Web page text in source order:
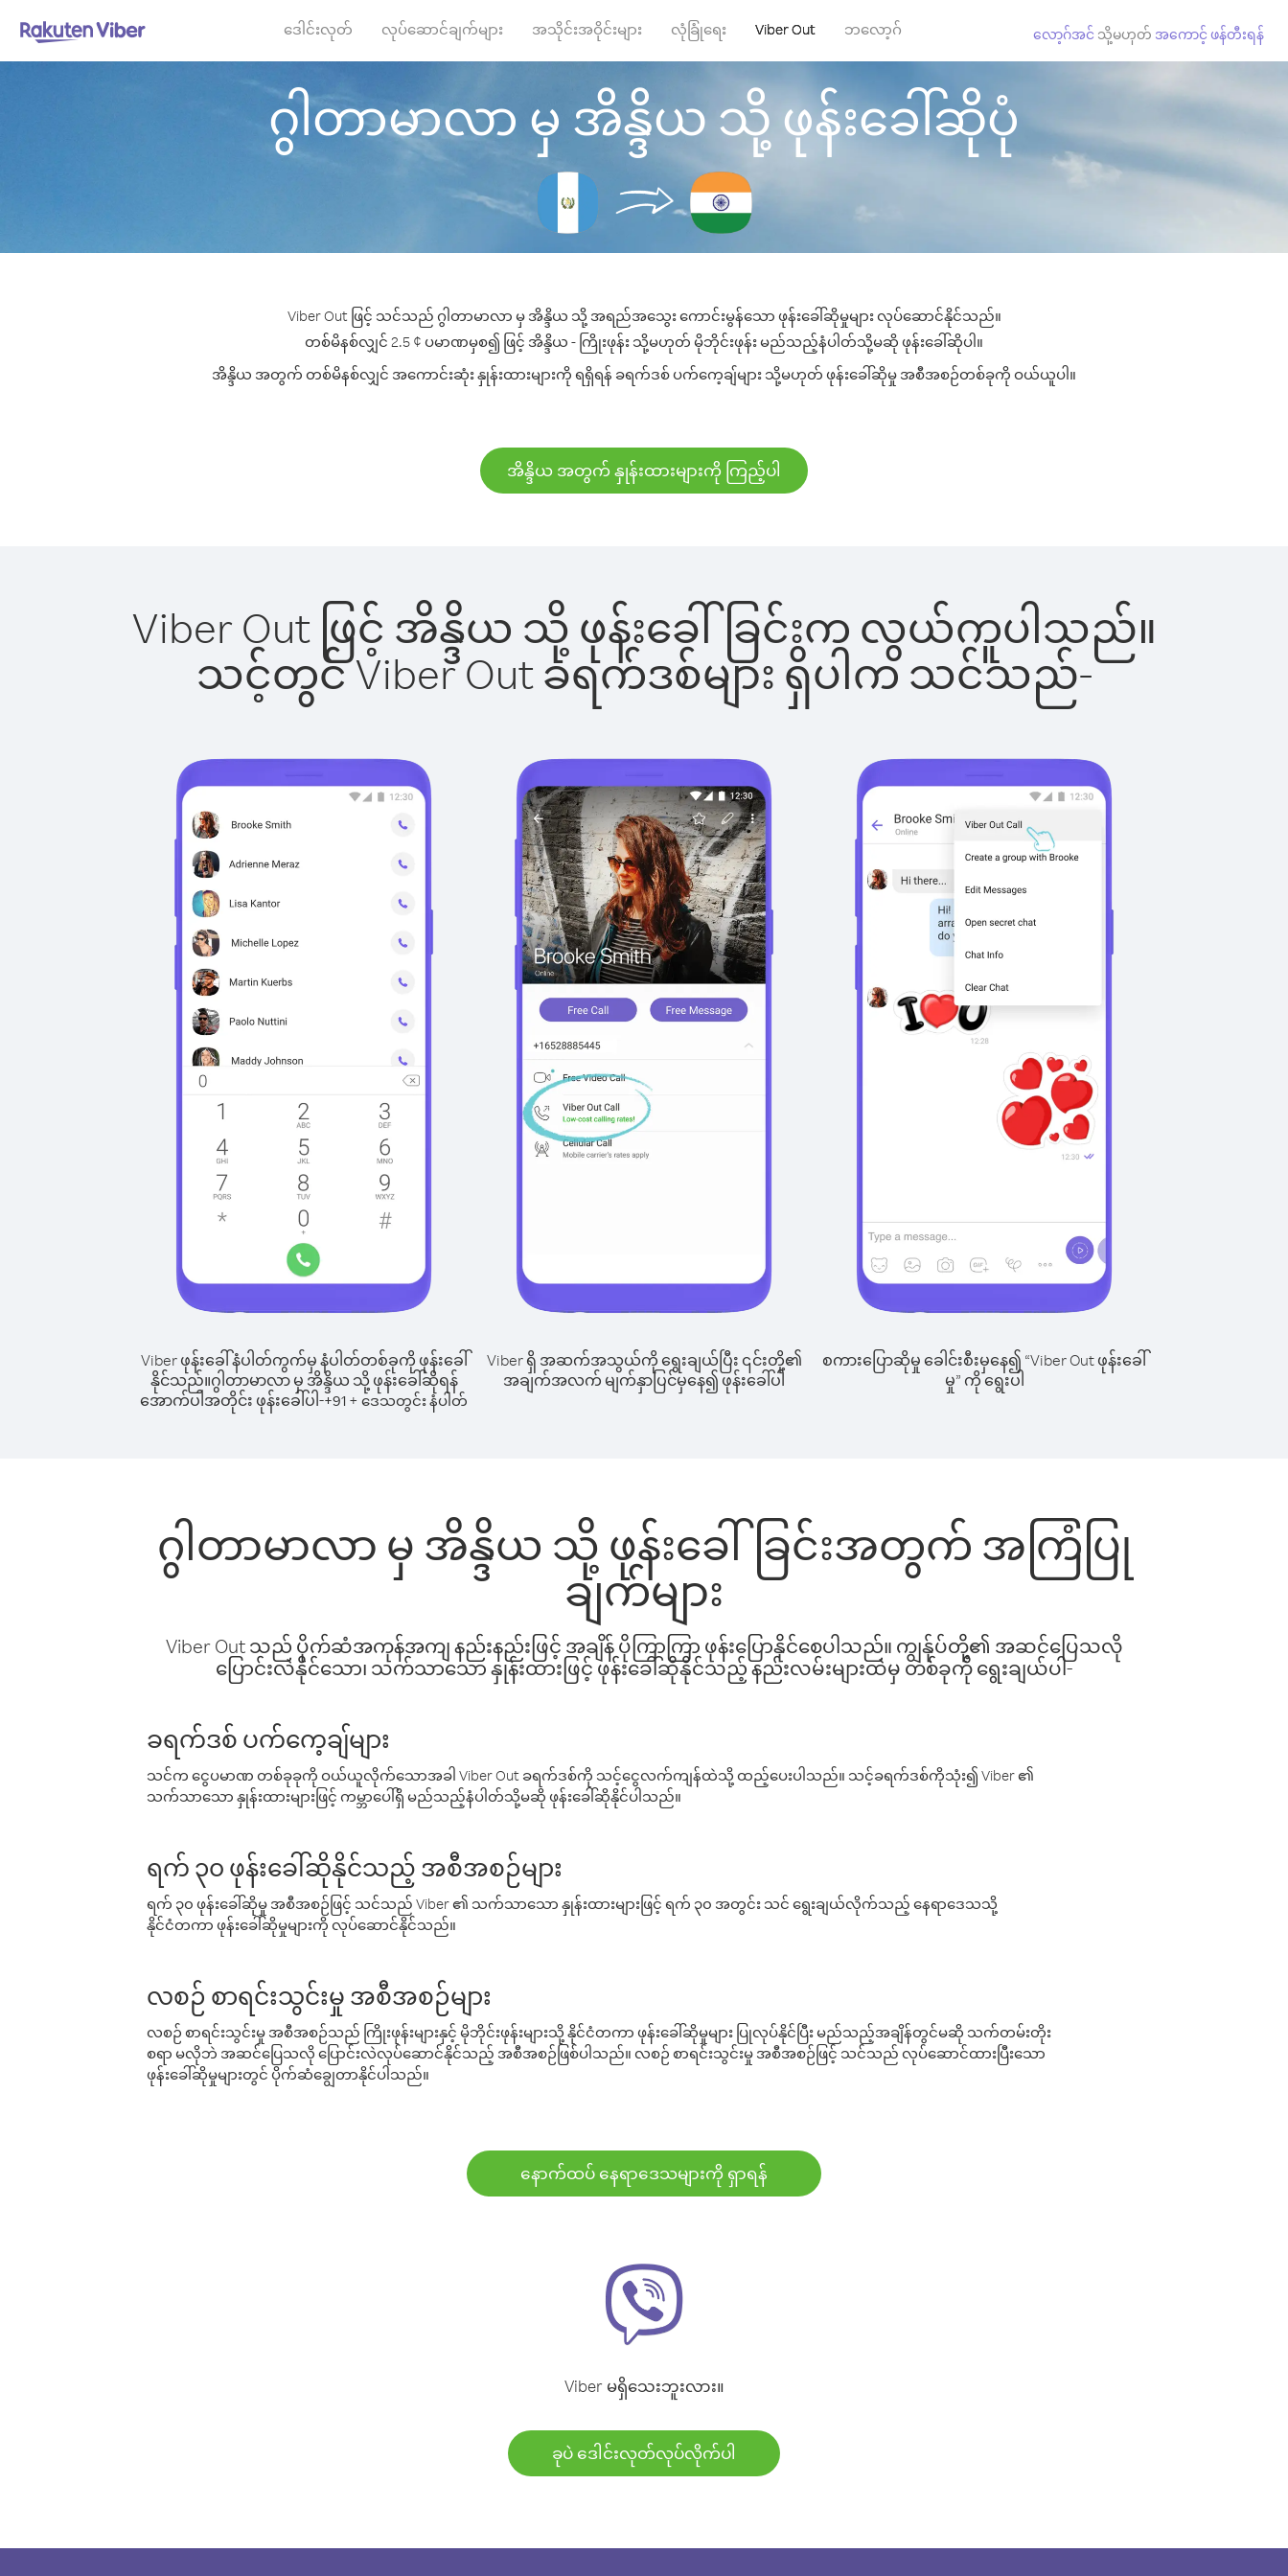
ဒေါင်းလုတ် လုပ်ဆောင်ချက်များ အသိုင်းအဝိုင်းများ လုံခြုံရေး Viber Out ဘလော့ဂ် လော့ဂ်အင် သို့မဟုတ် အကောင့် ဖန်တီးရန်
ဂွါတာမာလာ မှ အိန္ဒိယ သို့ ဖုန်းခေါ်ဆိုပုံ
Viber Out ဖြင့် သင်သည် ဂွါတာမာလာ မှ အိန္ဒိယ သို့ အရည်အသွေး ကောင်းမွန်သော ဖုန်းခေါ်ဆိုမှုများ လုပ်ဆောင်နိုင်သည်။
တစ်မိနစ်လျှင် 2.5 ¢ ပမာဏမှစ၍ ဖြင့် အိန္ဒိယ - ကြိုးဖုန်း သို့မဟုတ် မိုဘိုင်းဖုန်း မည်သည့်နံပါတ်သို့မဆို ဖုန်းခေါ်ဆိုပါ။
အိန္ဒိယ အတွက် တစ်မိနစ်လျှင် အကောင်းဆုံး နှုန်းထားများကို ရရှိရန် ခရက်ဒစ် ပက်ကေ့ချ်များ သို့မဟုတ် ဖုန်းခေါ်ဆိုမှု အစီအစဉ်တစ်ခုကို ဝယ်ယူပါ။
အိန္ဒိယ အတွက် နှုန်းထားများကို ကြည့်ပါ
Viber Out ဖြင့် အိန္ဒိယ သို့ ဖုန်းခေါ်ခြင်းက လွယ်ကူပါသည်။
သင့်တွင် Viber Out ခရက်ဒစ်များ ရှိပါက သင်သည်-
Viber ဖုန်းခေါ်နံပါတ်ကွက်မှ နံပါတ်တစ်ခုကို ဖုန်းခေါ်
နိုင်သည်။ဂွါတာမာလာ မှ အိန္ဒိယ သို့ ဖုန်းခေါ်ဆိုရန်
အောက်ပါအတိုင်း ဖုန်းခေါ်ပါ-+91 + ဒေသတွင်း နံပါတ်
Viber ရှိ အဆက်အသွယ်ကို ရွေးချယ်ပြီး ၎င်းတို့၏
အချက်အလက် မျက်နှာပြင်မှနေ၍ ဖုန်းခေါ်ပါ
စကားပြောဆိုမှု ခေါင်းစီးမှနေ၍ “Viber Out ဖုန်းခေါ်
မှု” ကို ရွေးပါ
ဂွါတာမာလာ မှ အိန္ဒိယ သို့ ဖုန်းခေါ်ခြင်းအတွက် အကြံပြု
ချက်များ
Viber Out သည် ပိုက်ဆံအကုန်အကျ နည်းနည်းဖြင့် အချိန် ပိုကြာကြာ ဖုန်းပြောနိုင်စေပါသည်။ ကျွန်ုပ်တို့၏ အဆင်ပြေသလို
ပြောင်းလဲနိုင်သော၊ သက်သာသော နှုန်းထားဖြင့် ဖုန်းခေါ်ဆိုနိုင်သည့် နည်းလမ်းများထဲမှ တစ်ခုကို ရွေးချယ်ပါ-
ခရက်ဒစ် ပက်ကေ့ချ်များ
သင်က ငွေပမာဏ တစ်ခုခုကို ဝယ်ယူလိုက်သောအခါ Viber Out ခရက်ဒစ်ကို သင့်ငွေလက်ကျန်ထဲသို့ ထည့်ပေးပါသည်။ သင့်ခရက်ဒစ်ကိုသုံး၍ Viber ၏
သက်သာသော နှုန်းထားများဖြင့် ကမ္ဘာပေါ်ရှိ မည်သည့်နံပါတ်သို့မဆို ဖုန်းခေါ်ဆိုနိုင်ပါသည်။
ရက် ၃၀ ဖုန်းခေါ်ဆိုနိုင်သည့် အစီအစဉ်များ
ရက် ၃၀ ဖုန်းခေါ်ဆိုမှု အစီအစဉ်ဖြင့် သင်သည် Viber ၏ သက်သာသော နှုန်းထားများဖြင့် ရက် ၃၀ အတွင်း သင် ရွေးချယ်လိုက်သည့် နေရာဒေသသို့
နိုင်ငံတကာ ဖုန်းခေါ်ဆိုမှုများကို လုပ်ဆောင်နိုင်သည်။
လစဉ် စာရင်းသွင်းမှု အစီအစဉ်များ
လစဉ် စာရင်းသွင်းမှု အစီအစဉ်သည် ကြိုးဖုန်းများနှင့် မိုဘိုင်းဖုန်းများသို့ နိုင်ငံတကာ ဖုန်းခေါ်ဆိုမှုများ ပြုလုပ်နိုင်ပြီး မည်သည့်အချိန်တွင်မဆို သက်တမ်းတိုး
စရာ မလိုဘဲ အဆင်ပြေသလို ပြောင်းလဲလုပ်ဆောင်နိုင်သည့် အစီအစဉ်ဖြစ်ပါသည်။ လစဉ် စာရင်းသွင်းမှု အစီအစဉ်ဖြင့် သင်သည် လုပ်ဆောင်ထားပြီးသော
ဖုန်းခေါ်ဆိုမှုများတွင် ပိုက်ဆံချွေတာနိုင်ပါသည်။
နောက်ထပ် နေရာဒေသများကို ရှာရန်
Viber မရှိသေးဘူးလား။
ခုပဲ ဒေါင်းလုတ်လုပ်လိုက်ပါ